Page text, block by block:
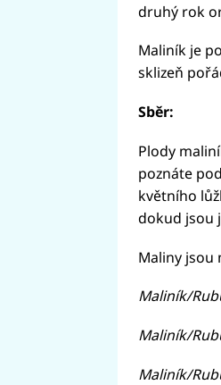
druhý rok
Maliník je
sklizeň
Sběr:
Plody
poznáte
květního
dokud jsou
Maliny jsou
Maliník/
Maliník/
Maliník/